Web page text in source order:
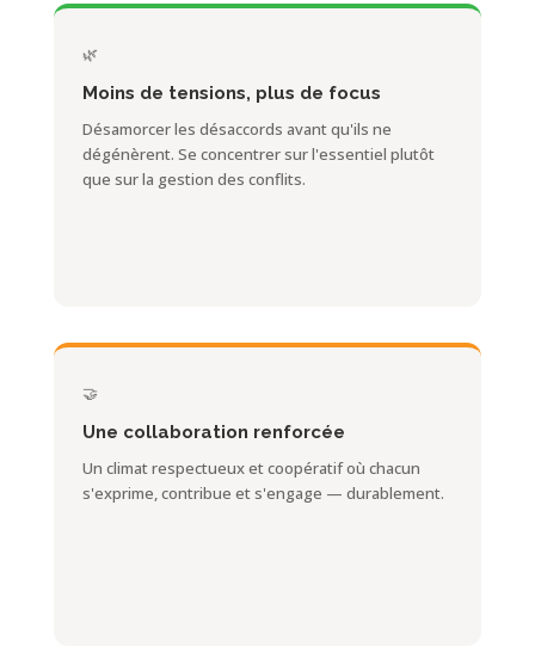
🌿
Moins de tensions, plus de focus
Désamorcer les désaccords avant qu'ils ne
dégénèrent. Se concentrer sur l'essentiel plutôt
que sur la gestion des conflits.
🤝
Une collaboration renforcée
Un climat respectueux et coopératif où chacun
s'exprime, contribue et s'engage — durablement.